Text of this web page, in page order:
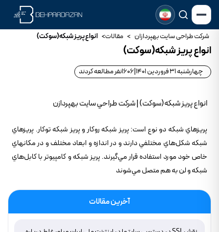
شرکت طراحی سایت بهپردازان > مقالات> انواع پريز شبکه(سوکت)
انواع پريز شبکه(سوکت)
چهارشنبه 31 فروردین 1401 1606نفر مطالعه کردند
انواع پريز شبکه(سوکت) | شرکت طراحي سايت بهپردازن
پريزهاي شبکه دو نوع است: پريز شبکه روکار و پريز شبکه توکار. پريزهاي
شبکه شکل‌هاي مختلفي دارند و در اندازه و ابعاد مختلف و در مکانهاي
خاص خود مورد استفاده قرار مي‌گيرند. پريز شبکه و کامپيوتر با کابل‌هاي
شبکه و لن به هم متصل مي‌شوند
آخرین مقالات